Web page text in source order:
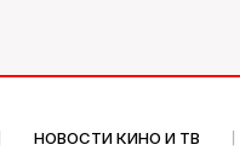
НОВОСТИ КИНО И ТВ